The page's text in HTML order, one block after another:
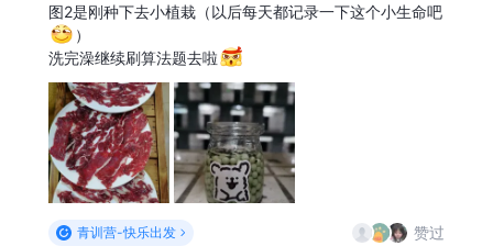
图2是刚种下去小植栽（以后每天都记录一下这个小生命吧
）
洗完澡继续刷算法题去啦
青训营-快乐出发 赞过